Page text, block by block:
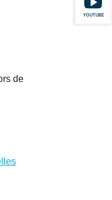
YOUTUBE
de